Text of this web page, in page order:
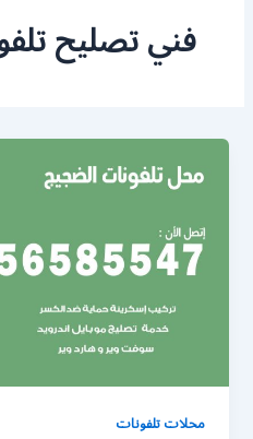
فني تصليح
محلات تلفونات